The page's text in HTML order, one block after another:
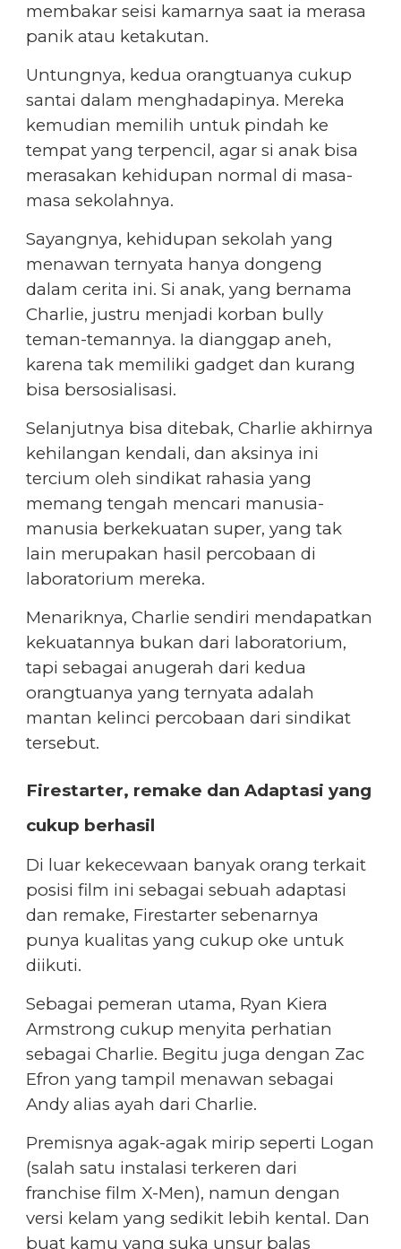
membakar seisi kamarnya saat ia merasa
panik atau ketakutan.
Untungnya, kedua orangtuanya cukup
santai dalam menghadapinya. Mereka
kemudian memilih untuk pindah ke
tempat yang terpencil, agar si anak bisa
merasakan kehidupan normal di masa-
masa sekolahnya.
Sayangnya, kehidupan sekolah yang
menawan ternyata hanya dongeng
dalam cerita ini. Si anak, yang bernama
Charlie, justru menjadi korban bully
teman-temannya. Ia dianggap aneh,
karena tak memiliki gadget dan kurang
bisa bersosialisasi.
Selanjutnya bisa ditebak, Charlie akhirnya
kehilangan kendali, dan aksinya ini
tercium oleh sindikat rahasia yang
memang tengah mencari manusia-
manusia berkekuatan super, yang tak
lain merupakan hasil percobaan di
laboratorium mereka.
Menariknya, Charlie sendiri mendapatkan
kekuatannya bukan dari laboratorium,
tapi sebagai anugerah dari kedua
orangtuanya yang ternyata adalah
mantan kelinci percobaan dari sindikat
tersebut.
Firestarter, remake dan Adaptasi yang
cukup berhasil
Di luar kekecewaan banyak orang terkait
posisi film ini sebagai sebuah adaptasi
dan remake, Firestarter sebenarnya
punya kualitas yang cukup oke untuk
diikuti.
Sebagai pemeran utama, Ryan Kiera
Armstrong cukup menyita perhatian
sebagai Charlie. Begitu juga dengan Zac
Efron yang tampil menawan sebagai
Andy alias ayah dari Charlie.
Premisnya agak-agak mirip seperti Logan
(salah satu instalasi terkeren dari
franchise film X-Men), namun dengan
versi kelam yang sedikit lebih kental. Dan
buat kamu yang suka unsur balas